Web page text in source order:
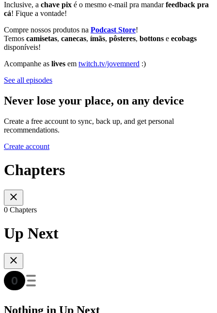
Inclusive, a chave pix é o mesmo e-mail pra mandarfeedback pra
cá! Fique a vontade!
Compre nossos produtos na Podcast Store!
Temos camisetas, canecas, ímãs, pôsteres, bottons e ecobags
disponíveis!
Acompanhe as lives em ⁠⁠⁠⁠⁠⁠⁠⁠⁠⁠⁠⁠⁠twitch.tv/jovemnerd⁠⁠⁠⁠⁠⁠⁠⁠⁠⁠⁠⁠⁠ :)
See all episodes
Never lose your place, on any device
Create a free account to sync, back up, and get personal
recommendations.
Create account
Chapters
0 Chapters
Up Next
Nothing in Up Next